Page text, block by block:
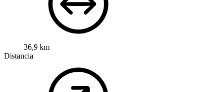
36,9 km
Distancia